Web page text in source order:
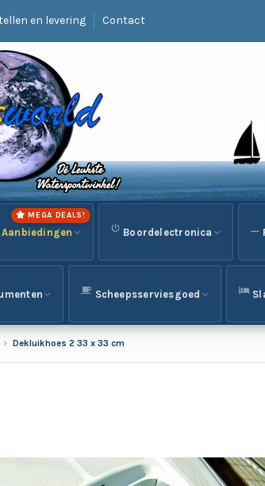
en levering Contact
Aanbiedingen
MEGA DEALS!
Boordelectronica
Scheepsserviesgoed
Dekluikhoes 2 33 x 33 cm